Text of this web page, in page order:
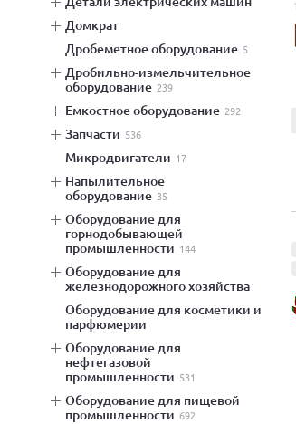
домкрат
дробеметное оборудование 5
дробильно-измельчительное
оборудование 239
емкостное оборудование 292
запчасти 536
микродвигатели 17
напылительное
оборудование 35
оборудование для
горнодобывающей
промышленности 144
оборудование для
железнодорожного хозяйства
оборудование для косметики и
парфюмерии
оборудование для
нефтегазовой
промышленности 531
оборудование для пищевой
промышленности 692